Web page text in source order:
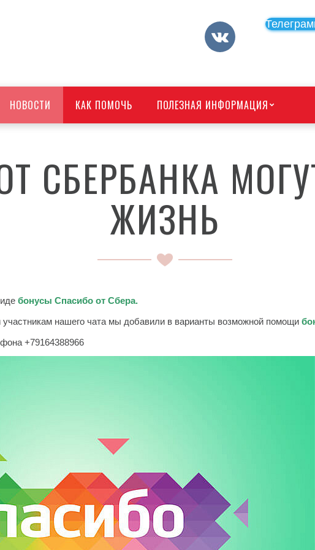
НОВОСТИ КАК ПОМОЧЬ ПОЛЕЗНАЯ ИНФОРМАЦИЯ
СБЕРБАНКА
ЖИЗНЬ
бонусы Спасибо от Сбера.
нашего чата мы добавили в варианты возможной помощи
+79164388966